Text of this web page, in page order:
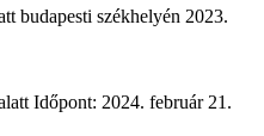
budapesti székhelyén 2023.
Időpont: 2024. február 21.